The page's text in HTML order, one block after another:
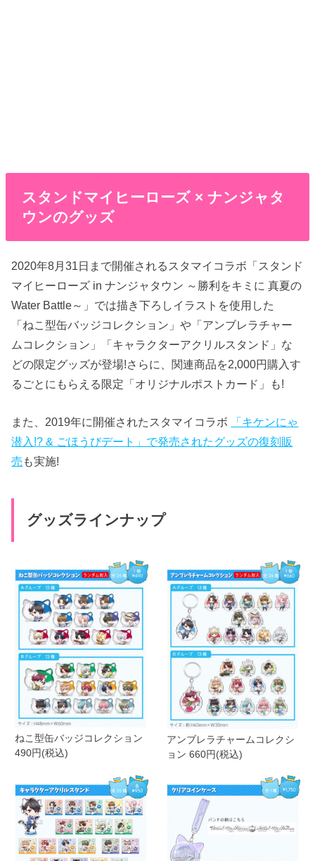
スタンドマイヒーローズ × ナンジャタ
ウンのグッズ
2020年8月31日まで開催されるスタマイコラボ「スタンド
マイヒーローズ in ナンジャタウン ～勝利をキミに 真夏の
Water Battle～」では描き下ろしイラストを使用した
「ねこ型缶バッジコレクション」や「アンブレラチャー
ムコレクション」「キャラクターアクリルスタンド」な
どの限定グッズが登場!さらに、関連商品を2,000円購入す
るごとにもらえる限定「オリジナルポストカード」も!
また、2019年に開催されたスタマイコラボ
「キケンにゃ
潜入!? & ごほうびデート」で発売されたグッズの復刻販
売 も実施!
グッズラインナップ
ねこ型缶バッジコレクション
490円(税込)
アンブレラチャームコレクシ
ョン 660円(税込)